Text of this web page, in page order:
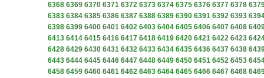
6368 6369 6370 6371 6372 6373 6374 6375 6376 6377 6378
6383 6384 6385 6386 6387 6388 6389 6390 6391 6392 6393
6398 6399 6400 6401 6402 6403 6404 6405 6406 6407 6408
6413 6414 6415 6416 6417 6418 6419 6420 6421 6422 6423
6428 6429 6430 6431 6432 6433 6434 6435 6436 6437 6438
6443 6444 6445 6446 6447 6448 6449 6450 6451 6452 6453
6458 6459 6460 6461 6462 6463 6464 6465 6466 6467 6468